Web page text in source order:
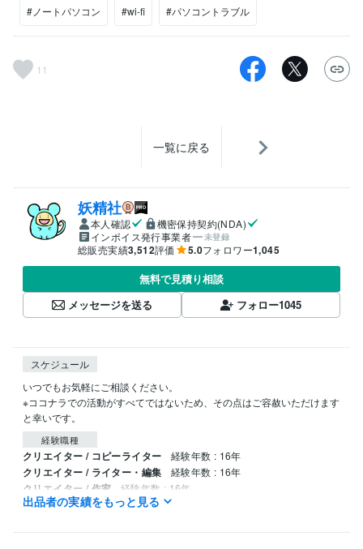
#ノートパソコン #wi-fi #パソコントラブル
11
一覧に戻る
妖精社
本人確認
機密保持契約(NDA)
インボイス発行事業者
未登録
総販売実績3,512評価 5.0フォロワー1,045
無料で見積り相談
メッセージを送る
フォロー1045
スケジュール
いつでもお気軽にご相談ください。
※ココナラでの活動がすべてではないため、その点はご容赦いただけます
と幸いです。
経験職種
クリエイター / コピーライター 経験年数 : 16年
クリエイター / ライター・編集 経験年数 : 16年
クリエイター / 作家 経験年数 : 16年
事務・ビジネスサポート / 文字起こし・データ入力
16年
出品者の実績をもっと見る